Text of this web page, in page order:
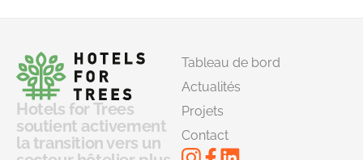
Hotels for Trees
soutient activement
la transition vers un
Tableau de bord
Actualités
Projets
Contact